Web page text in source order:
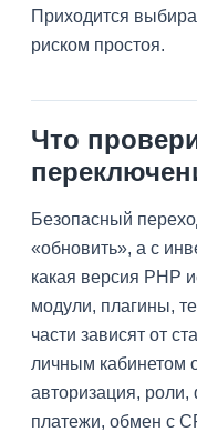
Приходится
риском простоя.
Что
Безопасный
«обновить», а с
какая версия PHP
модули, плагины,
части зависят от
личным кабинетом
авторизация,
платежи, обмен с